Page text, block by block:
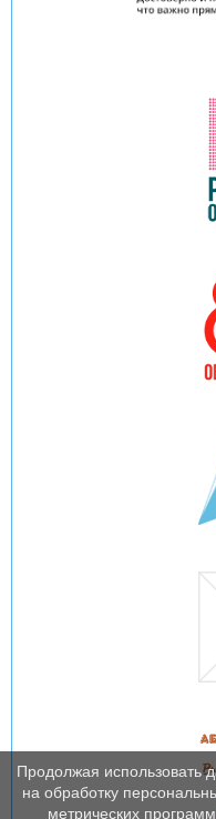
Продолжая использовать
на обработку
метрических